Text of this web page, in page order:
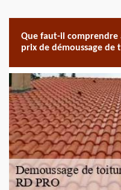
Que faut-il comprendre
prix de démoussage de